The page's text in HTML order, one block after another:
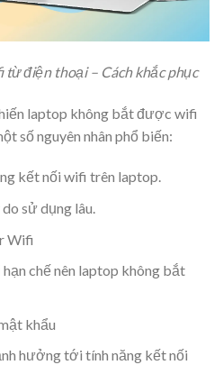
điện thoại – Cách khắc phục
laptop không bắt được wifi
số nguyên nhân phổ biến:
kết nối wifi trên laptop.
sử dụng lâu.
Wifi
chế nên laptop không bắt
khẩu
hưởng tới tính năng kết nối